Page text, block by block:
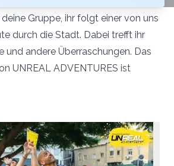
Gruppe, ihr folgt einer von uns
durch die Stadt. Dabei trefft ihr
und andere Überraschungen. Das
UNREAL ADVENTURES ist